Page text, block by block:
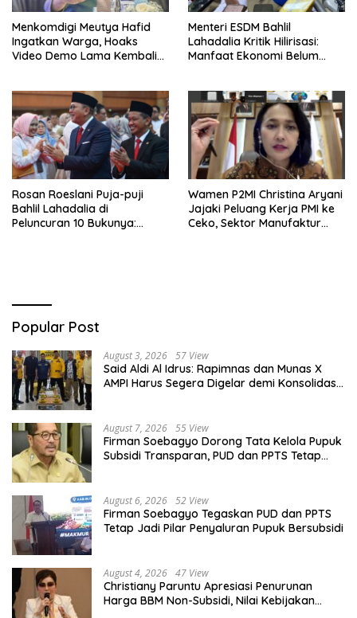
Menkomdigi Meutya Hafid
Ingatkan Warga, Hoaks
Video Demo Lama Kembali
Menteri ESDM Bahlil
Lahadalia Kritik Hilirisasi:
Manfaat Ekonomi Belum
Rosan Roeslani Puja-puji
Bahlil Lahadalia di
Peluncuran 10 Bukunya:
Wamen P2MI Christina Aryani
Jajaki Peluang Kerja PMI ke
Ceko, Sektor Manufaktur
Popular Post
August 3, 2026 57 View
Said Aldi Al Idrus: Rapimnas dan Munas X
AMPI Harus Segera Digelar demi Konsolidasi
August 7, 2026 55 View
Firman Soebagyo Dorong Tata Kelola Pupuk
Subsidi Transparan, PUD dan PPTS Tetap
August 6, 2026 52 View
Firman Soebagyo Tegaskan PUD dan PPTS
Tetap Jadi Pilar Penyaluran Pupuk Bersubsidi
August 4, 2026 47 View
Christiany Paruntu Apresiasi Penurunan
Harga BBM Non-Subsidi, Nilai Kebijakan